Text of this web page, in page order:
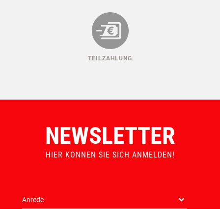
TEILZAHLUNG
NEWSLETTER
HIER KONNEN SIE SICH ANMELDEN!